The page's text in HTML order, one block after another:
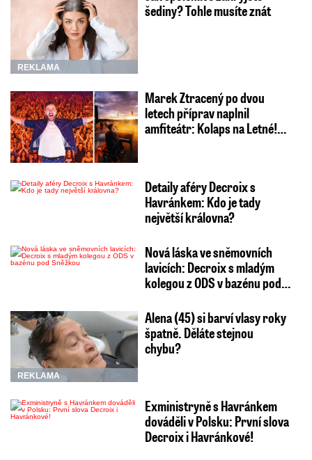
REKLAMA
šediny? Tohle musíte znát
Marek Ztracený po dvou
letech příprav naplnil
amfiteátr: Kolaps na Letné!…
Detaily aféry Decroix s
Havránkem: Kdo je tady
největší královna?
Nová láska ve sněmovních
lavicích: Decroix s mladým
kolegou z ODS v bazénu pod…
REKLAMA
Alena (45) si barví vlasy roky
špatně. Děláte stejnou
chybu?
Exministryně s Havránkem
dováděli v Polsku: První slova
Decroix i Havránkové!